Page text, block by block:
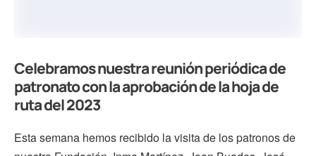
Celebramos nuestra reunión periódica de
patronato con la aprobación de la hoja de
ruta del 2023
Esta semana hemos recibido la visita de los patronos de